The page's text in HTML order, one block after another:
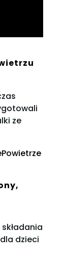
ze
dzieci